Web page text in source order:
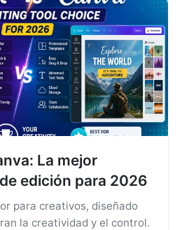
La mejor
edición para 2026
para creativos, diseñado
la creatividad y el control.